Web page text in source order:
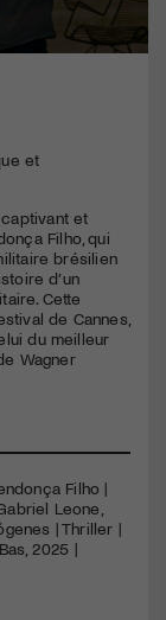
et
et
Filho, qui
brésilien
d’un
Cette
de Cannes,
du meilleur
Wagner
Filho |
Leone,
| Thriller |
2025 |